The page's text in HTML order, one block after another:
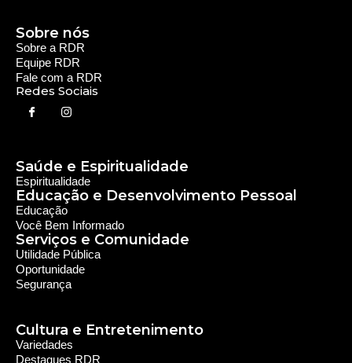
Sobre a RDR
Equipe RDR
Fale com a RDR
Redes Sociais
Sobre nós
Saúde e Espiritualidade
Espiritualidade
Educação e Desenvolvimento Pessoal
Educação
Você Bem Informado
Serviços e Comunidade
Utilidade Pública
Oportunidade
Segurança
Cultura e Entretenimento
Variedades
Destaques RDR